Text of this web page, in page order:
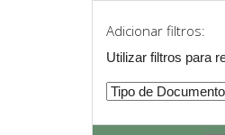
Adicionar filtros:
Utilizar filtros para